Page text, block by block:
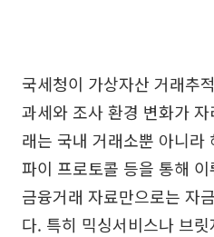
국세청이 가상자산 거래추
과세와 조사 환경 변화가
래는 국내 거래소뿐 아니라
파이 프로토콜 등을 통해
금융거래 자료만으로는 자
다. 특히 믹싱서비스나 브